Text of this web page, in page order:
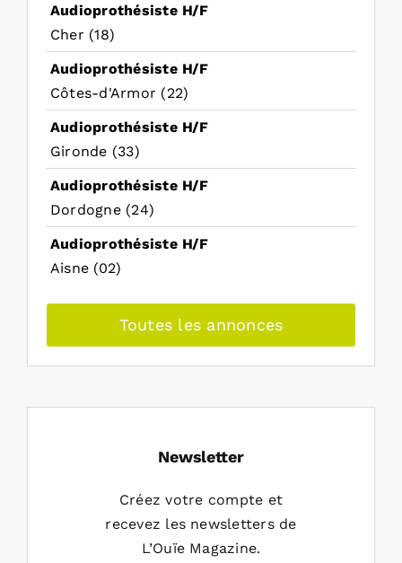
Audioprothésiste H/F
Cher (18)
Audioprothésiste H/F
Côtes-d'Armor (22)
Audioprothésiste H/F
Gironde (33)
Audioprothésiste H/F
Dordogne (24)
Audioprothésiste H/F
Aisne (02)
Toutes les annonces
Newsletter
Créez votre compte et
recevez les newsletters de
L’Ouïe Magazine.